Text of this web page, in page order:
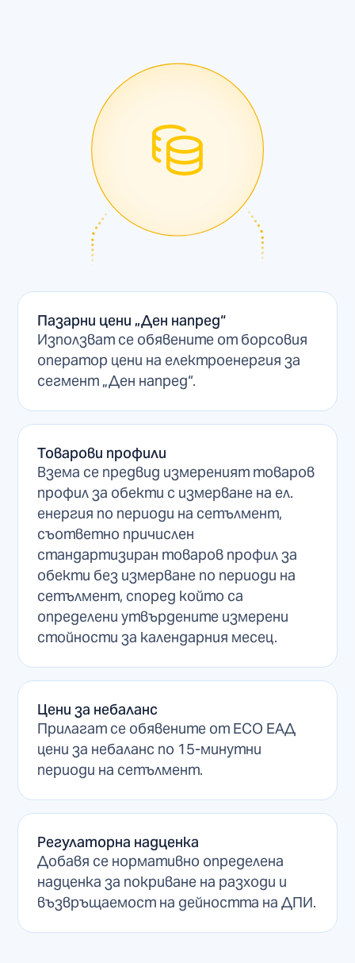
Пазарни цени „Ден напред“
Използват се обявените от борсовия
оператор цени на електроенергия за
сегмент „Ден напред“.
Товарови профили
Взема се предвид измереният товаров
профил за обекти с измерване на ел.
енергия по периоди на сетълмент,
съответно причислен
стандартизиран товаров профил за
обекти без измерване по периоди на
сетълмент, според който са
определени утвърдените измерени
стойности за календарния месец.
Цени за небаланс
Прилагат се обявените от ЕСО ЕАД
цени за небаланс по 15-минутни
периоди на сетълмент.
Регулаторна надценка
Добавя се нормативно определена
надценка за покриване на разходи и
възвръщаемост на дейността на ДПИ.